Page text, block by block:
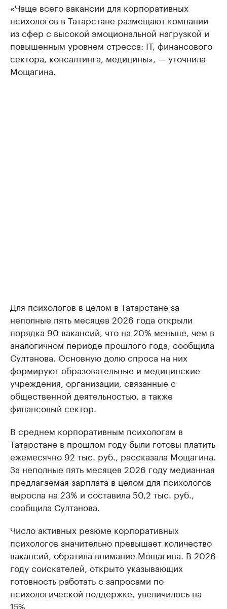
«Чаще всего вакансии для корпоративных
психологов в Татарстане размещают компании
из сфер с высокой эмоциональной нагрузкой и
повышенным уровнем стресса: IT, финансового
сектора, консалтинга, медицины», — уточнила
Мощагина.
Для психологов в целом в Татарстане за
неполные пять месяцев 2026 года открыли
порядка 90 вакансий, что на 20% меньше, чем в
аналогичном периоде прошлого года, сообщила
Султанова. Основную долю спроса на них
формируют образовательные и медицинские
учреждения, организации, связанные с
общественной деятельностью, а также
финансовый сектор.
В среднем корпоративным психологам в
Татарстане в прошлом году были готовы платить
ежемесячно 92 тыс. руб., рассказала Мощагина.
За неполные пять месяцев 2026 году медианная
предлагаемая зарплата в целом для психологов
выросла на 23% и составила 50,2 тыс. руб.,
сообщила Султанова.
Число активных резюме корпоративных
психологов значительно превышает количество
вакансий, обратила внимание Мощагина. В 2026
году соискателей, открыто указывающих
готовность работать с запросами по
психологической поддержке, увеличилось на
15%.